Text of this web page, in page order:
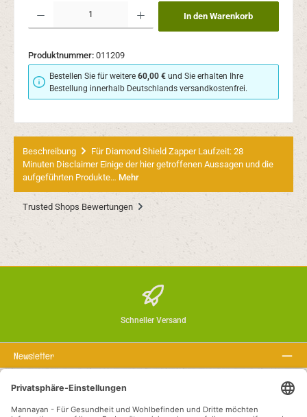
Produkt Anzahl: Gib den gewünschten Wert ein oder benutze die Schaltflächen
In den Warenkorb
Produktnummer: 011209
Bestellen Sie für weitere60,00 € und Sie erhalten Ihre
Bestellung innerhalb Deutschlands versandkostenfrei.
Beschreibung
Für Diamond Shield Zapper Laufzeit: 28
Minuten Disclaimer Einige der hier getroffenen Aussagen und die
aufgeführten Produkte… Mehr
Trusted Shops Bewertungen
Schneller Versand
Newsletter
Rechtstexte